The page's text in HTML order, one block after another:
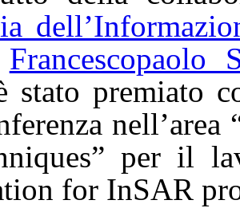
Francescopaolo
stato premiato
per il
for InSAR